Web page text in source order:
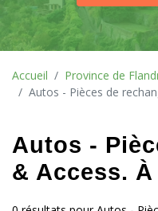
Accueil Province de
Autos - Pièces de
Autos -
& Access.